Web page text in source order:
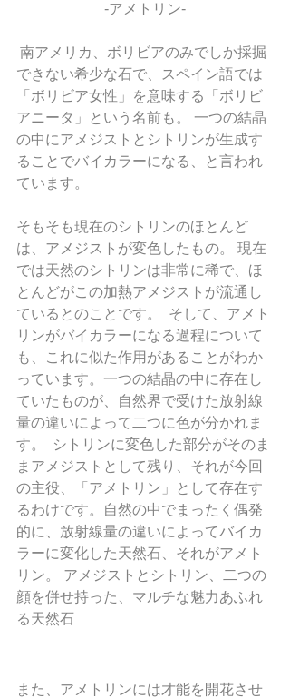
-アメトリン-
できない希少な石で、スペイン語では
「ボリビア女性」を意味する「ボリビ
アニータ」という名前も。 一つの結晶
の中にアメジストとシトリンが生成す
ることでバイカラーになる、と言われ
ています。
そもそも現在のシトリンのほとんど
は、アメジストが変色したもの。 現在
では天然のシトリンは非常に稀で、ほ
とんどがこの加熱アメジストが流通し
ているとのことです。  そして、アメト
リンがバイカラーになる過程について
も、これに似た作用があることがわか
っています。一つの結晶の中に存在し
ていたものが、自然界で受けた放射線
量の違いによって二つに色が分かれま
す。  シトリンに変色した部分がそのま
まアメジストとして残り、それが今回
の主役、「アメトリン」として存在す
るわけです。自然の中でまったく偶発
的に、放射線量の違いによってバイカ
ラーに変化した天然石、それがアメト
リン。 アメジストとシトリン、二つの
顔を併せ持った、マルチな魅力あふれ
る天然石
また、アメトリンには才能を開花させ